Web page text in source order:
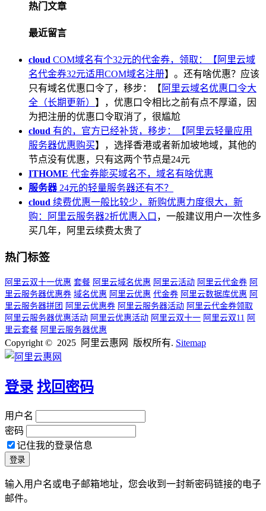
热门文章
最近留言
cloud COM域名有个32元的代金券，领取：【 阿里云域
名代金券32元适用COM域名注册】。还有啥优惠？应该
只有域名优惠口令了，移步：【 阿里云域名优惠口令大
全（长期更新） 】，优惠口令相比之前有点不厚道，因
为把注册的优惠口令取消了，很尴尬
cloud 有的，官方已经补货，移步：【 阿里云轻量应用
服务器优惠购买】，选择香港或者新加坡地域，其他的
节点没有优惠，只有这两个节点是24元
ITHOME 代金券能买域名不，域名有啥优惠
服务器24元的轻量服务器还有不？
cloud 续费优惠一般比较少，新购优惠力度很大，新
购：
阿里云服务器2折优惠入口 ，一般建议用户一次性多
买几年，阿里云续费太贵了
热门标签
阿里云双十一优惠 套餐 阿里云域名优惠 阿里云活动 阿里云代金券 阿
里云服务器优惠券 域名优惠 阿里云优惠 代金券 阿里云数据库优惠 阿
里云服务器拼团 阿里云优惠券 阿里云服务器活动 阿里云代金券领取
阿里云服务器优惠活动 阿里云优惠活动 阿里云双十一 阿里云双11 阿
里云套餐 阿里云服务器优惠
Copyright © 2025 阿里云惠网 版权所有. Sitemap
登录 找回密码
用户名
密码
记住我的登录信息
输入用户名或电子邮箱地址，您会收到一封新密码链接的电子
邮件。